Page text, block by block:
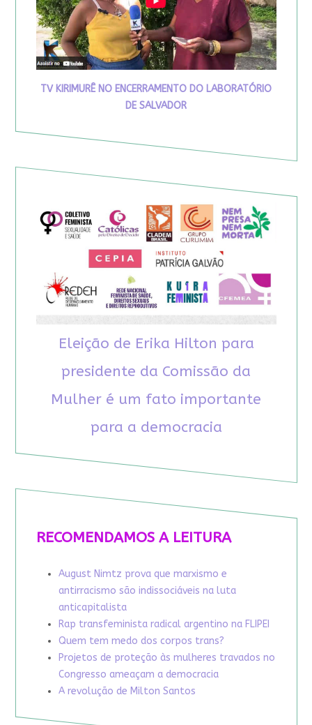
TV KIRIMURÊ NO ENCERRAMENTO DO LABORATÓRIO
DE SALVADOR
Eleição de Erika Hilton para
presidente da Comissão da
Mulher é um fato importante
para a democracia
RECOMENDAMOS A LEITURA
August Nimtz prova que marxismo e
antirracismo são indissociáveis na luta
anticapitalista
Rap transfeminista radical argentino na FLIPEI
Quem tem medo dos corpos trans?
Projetos de proteção às mulheres travados no
Congresso ameaçam a democracia
A revolução de Milton Santos